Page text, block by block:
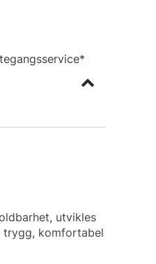
utvikles
trygg, komfortabel